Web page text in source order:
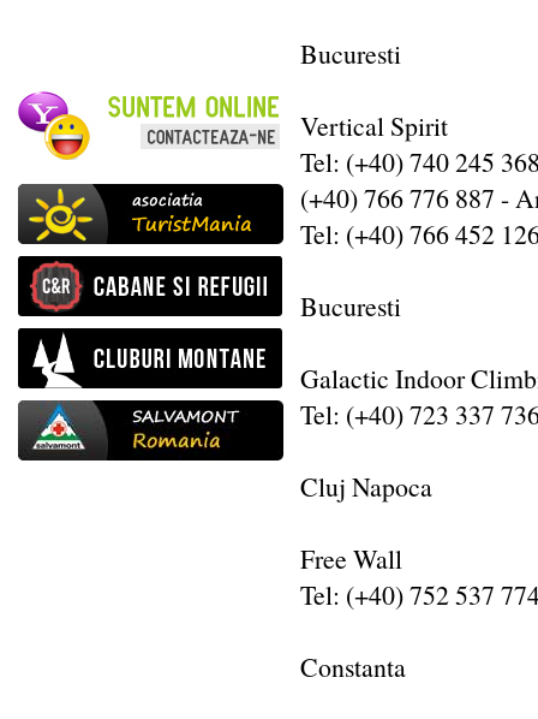
Bucuresti
Vertical Spirit
Tel: (+40) 740 245
(+40) 766 776 887 -
Tel: (+40) 766 452
Bucuresti
Galactic Indoor
Tel: (+40) 723 337
Cluj Napoca
Free Wall
Tel: (+40) 752 537
Constanta